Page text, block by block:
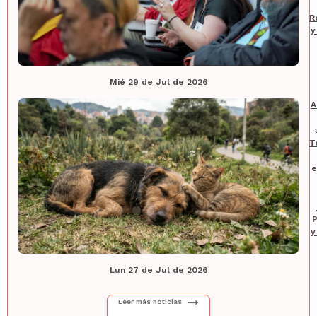
y
Mié 29 de Jul de 2026
y
Lun 27 de Jul de 2026
Leer más noticias